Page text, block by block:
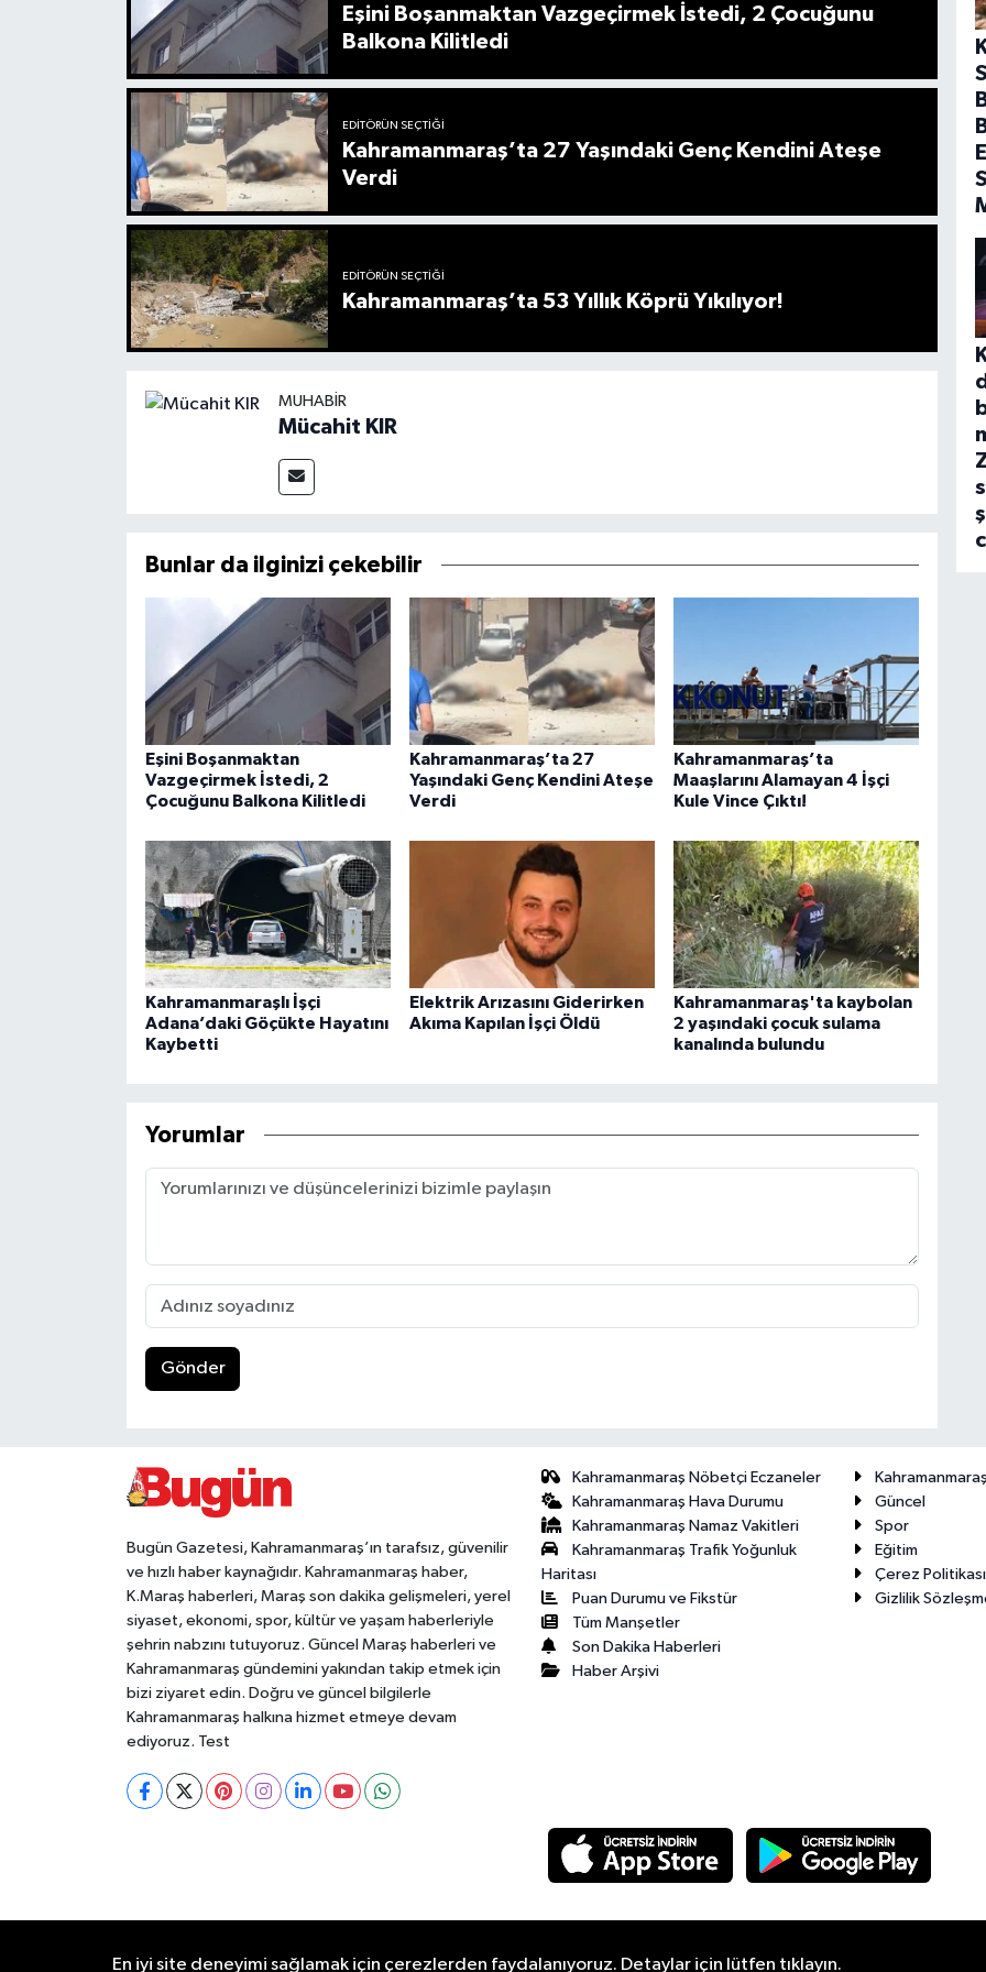
Eşini Boşanmaktan Vazgeçirmek İstedi, 2 Çocuğunu
Balkona Kilitledi
EDITÖRÜN SEÇTIĞI
Kahramanmaraş’ta 27 Yaşındaki Genç Kendini Ateşe
Verdi
EDITÖRÜN SEÇTIĞI
Kahramanmaraş’ta 53 Yıllık Köprü Yıkılıyor!
MUHABIR
Mücahit KIR
Bunlar da ilginizi çekebilir
Eşini Boşanmaktan
Vazgeçirmek İstedi, 2
Çocuğunu Balkona Kilitledi
Kahramanmaraş’ta 27
Yaşındaki Genç Kendini Ateşe
Verdi
Kahramanmaraş’ta
Maaşlarını Alamayan 4 İşçi
Kule Vince Çıktı!
Kahramanmaraşlı İşçi
Adana’daki Göçükte Hayatını
Kaybetti
Elektrik Arızasını Giderirken
Akıma Kapılan İşçi Öldü
Kahramanmaraş'ta kaybolan
2 yaşındaki çocuk sulama
kanalında bulundu
Yorumlar
Gönder
Bugün Gazetesi, Kahramanmaraş’ın tarafsız, güvenilir
ve hızlı haber kaynağıdır. Kahramanmaraş haber,
K.Maraş haberleri, Maraş son dakika gelişmeleri, yerel
siyaset, ekonomi, spor, kültür ve yaşam haberleriyle
şehrin nabzını tutuyoruz. Güncel Maraş haberleri ve
Kahramanmaraş gündemini yakından takip etmek için
bizi ziyaret edin. Doğru ve güncel bilgilerle
Kahramanmaraş halkına hizmet etmeye devam
ediyoruz. Test
Kahramanmaraş Nöbetçi Eczaneler
Kahramanmaraş Hava Durumu
Kahramanmaraş Namaz Vakitleri
Kahramanmaraş Trafik Yoğunluk
Haritası
Puan Durumu ve Fikstür
Tüm Manşetler
Son Dakika Haberleri
Haber Arşivi
Kahramanmaraş
Güncel
Spor
Eğitim
Çerez Politikası
Gizlilik
RSS Copyright © 2026. Her hakkı saklıdır.
En iyi site deneyimi sağlamak için çerezlerden faydalanıyoruz. Detaylar için lütfen tıklayın.